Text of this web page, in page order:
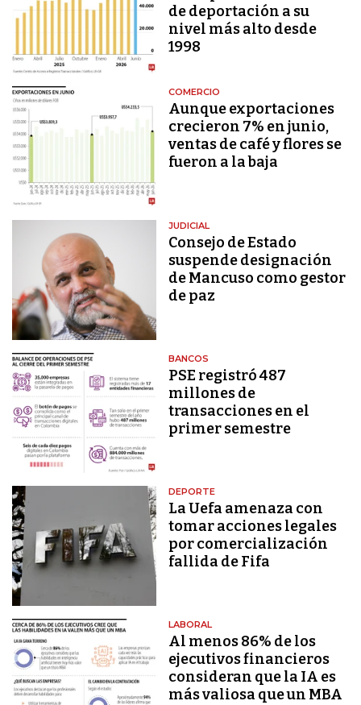
de deportación a su
nivel más alto desde
1998
COMERCIO
Aunque exportaciones
crecieron 7% en junio,
ventas de café y flores se
fueron a la baja
JUDICIAL
Consejo de Estado
suspende designación
de Mancuso como gestor
de paz
BANCOS
PSE registró 487
millones de
transacciones en el
primer semestre
DEPORTE
La Uefa amenaza con
tomar acciones legales
por comercialización
fallida de Fifa
LABORAL
Al menos 86% de los
ejecutivos financieros
consideran que la IA es
más valiosa que un MBA